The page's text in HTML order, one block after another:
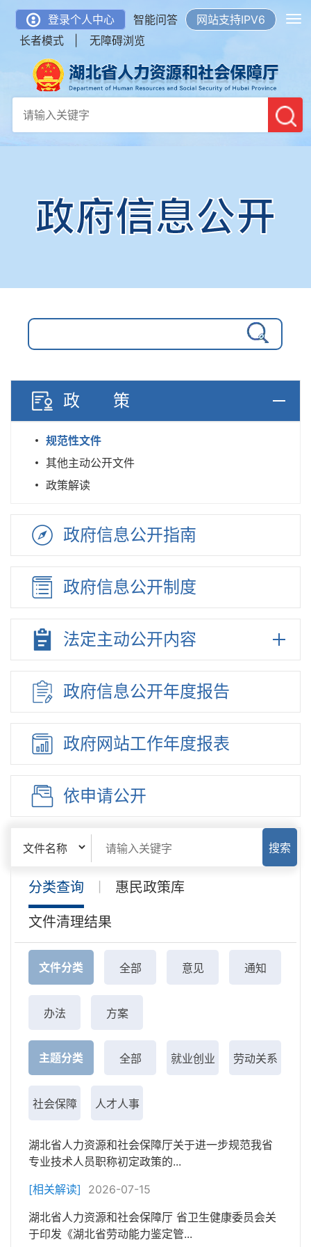
登录个人中心 智能问答
网站支持IPV6
长者模式 |
无障碍浏览
政府信息公开
政策
规范性文件
其他主动公开文件
政策解读
政府信息公开指南
政府信息公开制度
法定主动公开内容
政府信息公开年度报告
政府网站工作年度报表
依申请公开
搜索
分类查询 惠民政策库
文件清理结果
文件分类 全部 意见 通知
办法 方案
主题分类 全部 就业创业 劳动关系
社会保障 人才人事
湖北省人力资源和社会保障厅关于进一步规范我省
专业技术人员职称初定政策的...
[相关解读]
2026-07-15
湖北省人力资源和社会保障厅 省卫生健康委员会关
于印发《湖北省劳动能力鉴定管...